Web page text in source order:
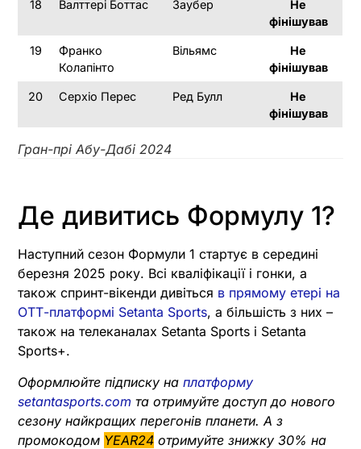
18 Валттері Боттас Заубер
Не
фінішував
19
Франко
Колапінто
Вільямс
Не
фінішував
20 Серхіо Перес Ред Булл
Не
фінішував
Гран-прі Абу-Дабі 2024
Де дивитись Формулу 1?
Наступний сезон Формули 1 стартує в середині
березня 2025 року. Всі кваліфікації і гонки, а
також спринт-вікенди дивіться в прямому етері на
ОТТ-платформі Setanta Sports, а більшість з них –
також на телеканалах Setanta Sports і Setanta
Sports+.
Оформлюйте підписку на платформу
setantasports.com та отримуйте доступ до нового
сезону найкращих перегонів планети. А з
промокодом YEAR24 отримуйте знижку 30% на